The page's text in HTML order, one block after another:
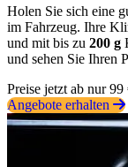
Holen Sie sich eine
im Fahrzeug. Ihre
und mit bis zu 200 g
und sehen Sie Ihren
Preise jetzt ab nur 99
Angebote erhalten